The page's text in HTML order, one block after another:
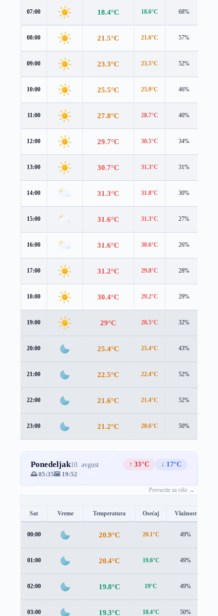
07:00 18.4°C 18.6°C 68%
08:00 21.5°C 21.6°C 57%
09:00 23.3°C 23.5°C 52%
10:00 25.5°C 25.9°C 46%
11:00 27.8°C 28.7°C 40%
12:00 29.7°C 30.5°C 34%
13:00 30.7°C 31.3°C 31%
14:00 31.3°C 31.8°C 30%
15:00 31.6°C 31.3°C 27%
16:00 31.6°C 30.6°C 26%
17:00 31.2°C 29.8°C 28%
18:00 30.4°C 29.2°C 29%
19:00 29°C 28.5°C 32%
20:00 25.4°C 25.4°C 43%
21:00 22.5°C 22.4°C 52%
22:00 21.6°C 21.4°C 52%
23:00 21.2°C 20.6°C 50%
Ponedeljak10. avgust ↑ 33°C
↓ 17°C
🌅 05:35🌇 19:52
Prevucite za više →
Sat Vreme Temperatura Osećaj Vlažnost
00:00 20.9°C 20.1°C 49%
01:00 20.4°C 19.6°C 49%
02:00 19.8°C 19°C 49%
03:00 19.3°C 18.4°C 50%